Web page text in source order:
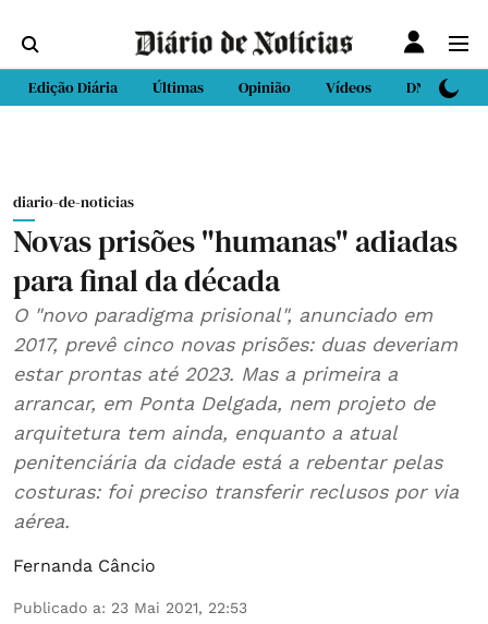
Edição Diária Últimas Opinião Vídeos DN Sport
diario-de-noticias
Novas prisões "humanas" adiadas
para final da década
O "novo paradigma prisional", anunciado em
2017, prevê cinco novas prisões: duas deveriam
estar prontas até 2023. Mas a primeira a
arrancar, em Ponta Delgada, nem projeto de
arquitetura tem ainda, enquanto a atual
penitenciária da cidade está a rebentar pelas
costuras: foi preciso transferir reclusos por via
aérea.
Fernanda Câncio
Publicado a: 23 Mai 2021, 22:53